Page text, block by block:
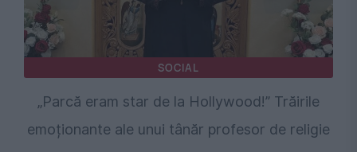
SOCIAL
„Parcă eram star de la Hollywood!” Trăirile
emoționante ale unui tânăr profesor de religie